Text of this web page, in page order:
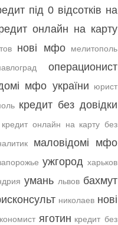
під 0 відсотків на
онлайн на карту
нові мфо мелитополь
операционист
мфо україни юрист
кредит без довідки
кредит онлайн на карту без
маловідомі мфо
ужгород харьков
умань львов бахмут
николаев нові
яготин кредит без